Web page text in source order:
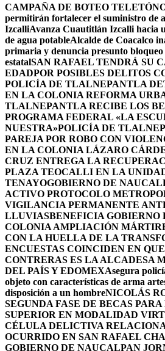
CAMPAÑA DE BOTEO TELETÓN
permitirán fortalecer el suministro de
IzcalliAvanza Cuautitlán Izcalli hacia
de agua potableAlcalde de Coacalco
primaria y denuncia presunto
estatalSAN RAFAEL TENDRÁ SU
EDADPOR POSIBLES DELITOS
POLICÍA DE TLALNEPANTLA
EN LA COLONIA REFORMA
TLALNEPANTLA RECIBE LOS
PROGRAMA FEDERAL «LA
NUESTRA»POLICÍA DE
PAREJA POR ROBO CON
EN LA COLONIA LÁZARO
CRUZ ENTREGA LA
PLAZA TEOCALLI EN LA
TENAYOGOBIERNO DE
ACTIVO PROTOCOLO
VIGILANCIA PERMANENTE
LLUVIASBENEFICIA GOBIERNO
COLONIA AMPLIACIÓN
CON LA HUELLA DE LA
ENCUESTAS COINCIDEN EN
CONTRERAS ES LA ALCADESA
DEL PAÍS Y EDOMEXAsegura
objeto con características de arma
disposición a un hombreNICOLÁS
SEGUNDA FASE DE BECAS
SUPERIOR EN MODALIDAD
CÉLULA DELICTIVA
OCURRIDO EN SAN RAFAEL
GOBIERNO DE NAUCALPAN